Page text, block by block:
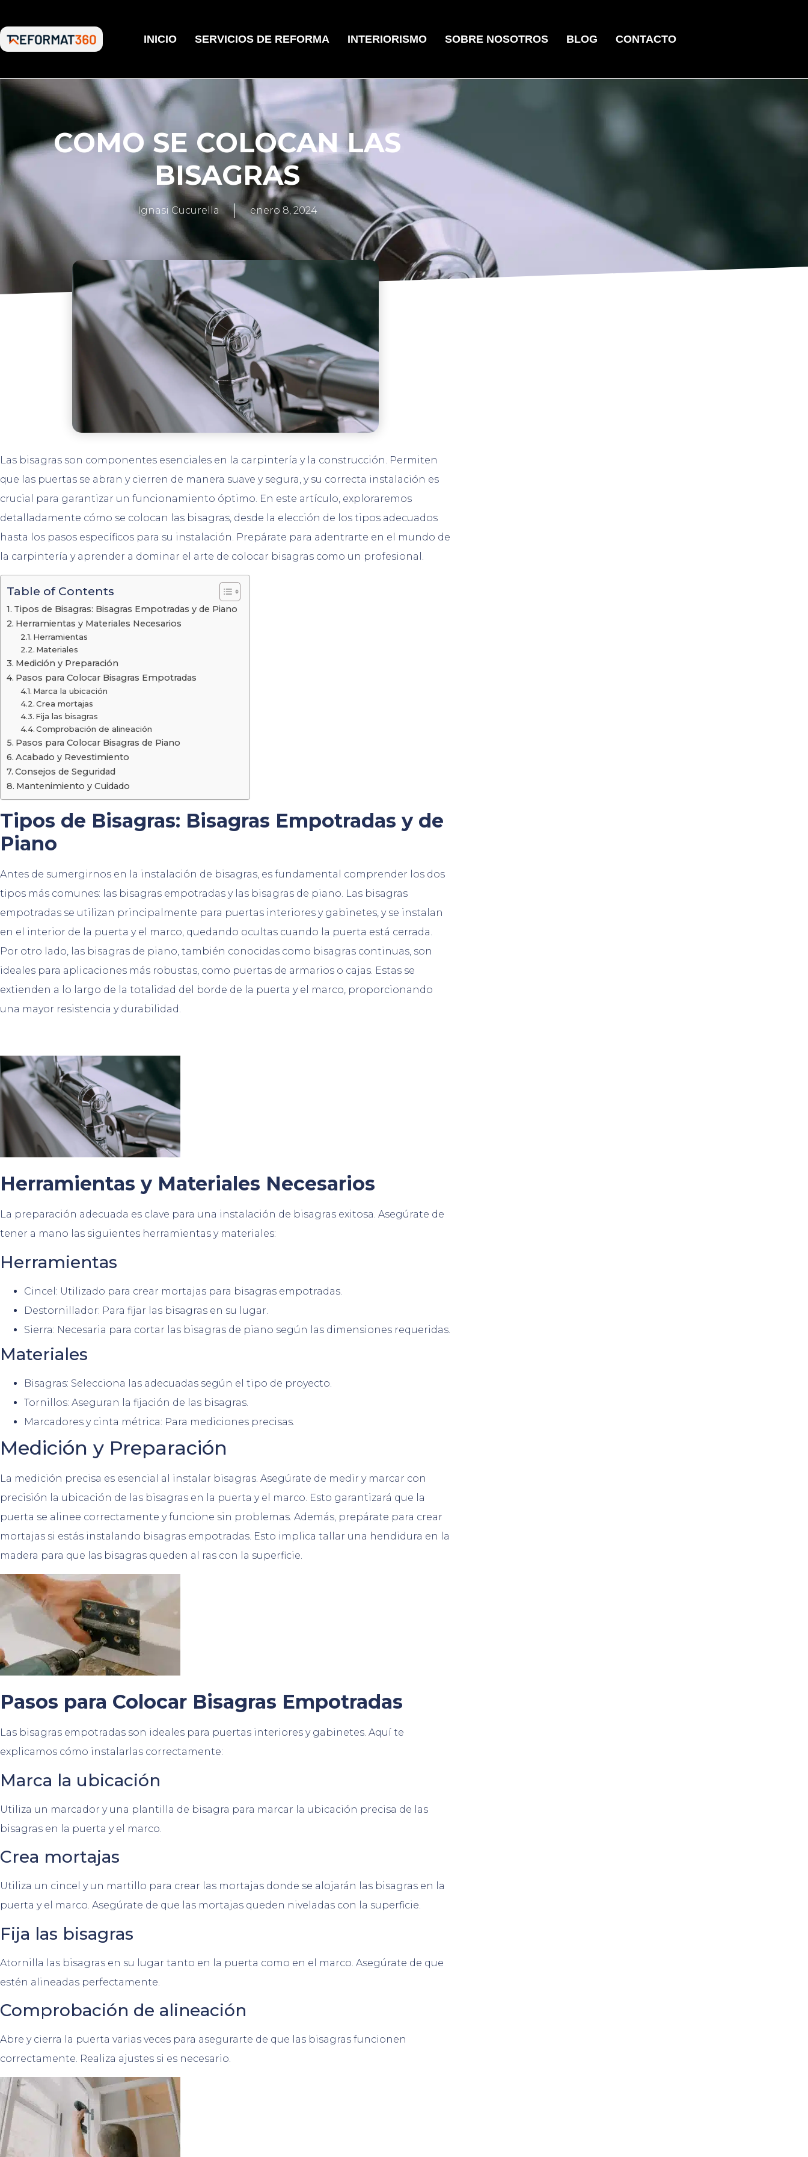
INICIO SERVICIOS DE REFORMA INTERIORISMO SOBRE NOSOTROS BLOG CONTACTO
COMO SE COLOCAN LAS
BISAGRAS
Ignasi Cucurella enero 8, 2024
Las bisagras son componentes esenciales en la carpintería y la construcción. Permiten
que las puertas se abran y cierren de manera suave y segura, y su correcta instalación es
crucial para garantizar un funcionamiento óptimo. En este artículo, exploraremos
detalladamente cómo se colocan las bisagras, desde la elección de los tipos adecuados
hasta los pasos específicos para su instalación. Prepárate para adentrarte en el mundo de
la carpintería y aprender a dominar el arte de colocar bisagras como un profesional.
Table of Contents
Tipos de Bisagras: Bisagras Empotradas y de Piano
Herramientas y Materiales Necesarios
Herramientas
Materiales
Medición y Preparación
Pasos para Colocar Bisagras Empotradas
Marca la ubicación
Crea mortajas
Fija las bisagras
Comprobación de alineación
Pasos para Colocar Bisagras de Piano
Acabado y Revestimiento
Consejos de Seguridad
Mantenimiento y Cuidado
Tipos de Bisagras: Bisagras Empotradas y de
Piano
Antes de sumergirnos en la instalación de bisagras, es fundamental comprender los dos
tipos más comunes: las bisagras empotradas y las bisagras de piano. Las bisagras
empotradas se utilizan principalmente para puertas interiores y gabinetes, y se instalan
en el interior de la puerta y el marco, quedando ocultas cuando la puerta está cerrada.
Por otro lado, las bisagras de piano, también conocidas como bisagras continuas, son
ideales para aplicaciones más robustas, como puertas de armarios o cajas. Estas se
extienden a lo largo de la totalidad del borde de la puerta y el marco, proporcionando
una mayor resistencia y durabilidad.
Herramientas y Materiales Necesarios
La preparación adecuada es clave para una instalación de bisagras exitosa. Asegúrate de
tener a mano las siguientes herramientas y materiales:
Herramientas
Cincel: Utilizado para crear mortajas para bisagras empotradas.
Destornillador: Para fijar las bisagras en su lugar.
Sierra: Necesaria para cortar las bisagras de piano según las dimensiones requeridas.
Materiales
Bisagras: Selecciona las adecuadas según el tipo de proyecto.
Tornillos: Aseguran la fijación de las bisagras.
Marcadores y cinta métrica: Para mediciones precisas.
Medición y Preparación
La medición precisa es esencial al instalar bisagras. Asegúrate de medir y marcar con
precisión la ubicación de las bisagras en la puerta y el marco. Esto garantizará que la
puerta se alinee correctamente y funcione sin problemas. Además, prepárate para crear
mortajas si estás instalando bisagras empotradas. Esto implica tallar una hendidura en la
madera para que las bisagras queden al ras con la superficie.
Pasos para Colocar Bisagras Empotradas
Las bisagras empotradas son ideales para puertas interiores y gabinetes. Aquí te
explicamos cómo instalarlas correctamente:
Marca la ubicación
Utiliza un marcador y una plantilla de bisagra para marcar la ubicación precisa de las
bisagras en la puerta y el marco.
Crea mortajas
Utiliza un cincel y un martillo para crear las mortajas donde se alojarán las bisagras en la
puerta y el marco. Asegúrate de que las mortajas queden niveladas con la superficie.
Fija las bisagras
Atornilla las bisagras en su lugar tanto en la puerta como en el marco. Asegúrate de que
estén alineadas perfectamente.
Comprobación de alineación
Abre y cierra la puerta varias veces para asegurarte de que las bisagras funcionen
correctamente. Realiza ajustes si es necesario.